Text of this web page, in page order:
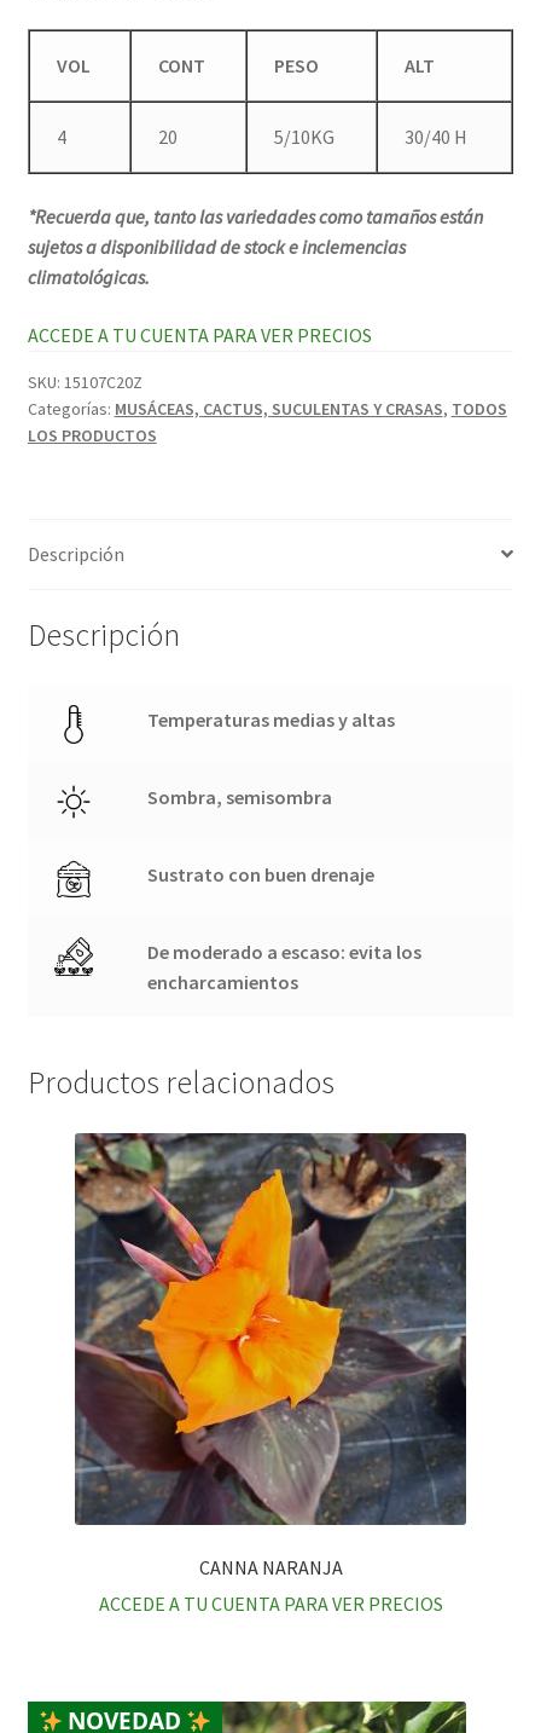
VOL CONT PESO ALT
4 20 5/10KG 30/40 H
*Recuerda que, tanto las variedades como tamaños están
sujetos a disponibilidad de stock e inclemencias
climatológicas.
ACCEDE A TU CUENTA PARA VER PRECIOS
SKU: 15107C20Z
Categorías: MUSÁCEAS, CACTUS, SUCULENTAS Y CRASAS, TODOS
LOS PRODUCTOS
Descripción
Descripción
Temperaturas medias y altas
Sombra, semisombra
Sustrato con buen drenaje
De moderado a escaso: evita los
encharcamientos
Productos relacionados
CANNA NARANJA
ACCEDE A TU CUENTA PARA VER PRECIOS
NOVEDAD